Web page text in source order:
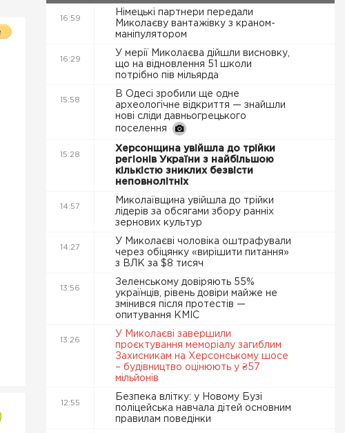
16:59
Німецькі партнери передали
Миколаєву вантажівку з краном-
маніпулятором
16:29
У мерії Миколаєва дійшли висновку,
що на відновлення 51 школи
потрібно пів мільярда
15:58
В Одесі зробили ще одне
археологічне відкриття — знайшли
нові сліди давньогрецького
поселення
15:28
Херсонщина увійшла до трійки
регіонів України з найбільшою
кількістю зниклих безвісти
неповнолітніх
14:57
Миколаївщина увійшла до трійки
лідерів за обсягами збору ранніх
зернових культур
14:27
У Миколаєві чоловіка оштрафували
через обіцянку «вирішити питання»
з ВЛК за $8 тисяч
13:56
Зеленському довіряють 55%
українців, рівень довіри майже не
змінився після протестів —
опитування КМІС
13:26
У Миколаєві завершили
проєктування меморіалу загиблим
Захисникам на Херсонському шосе
– будівництво оцінюють у ₴57
мільйонів
12:55
Безпека влітку: у Новому Бузі
поліцейська навчала дітей основним
правилам поведінки